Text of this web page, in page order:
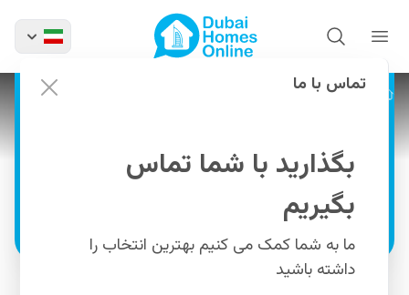
پروژه ها پروژه اعمار سیلوا
در پروژه اعمار سیلوا در
کریک هاربر
های ۳ خوابه برای فروش در دبی کریک هاربر
اطلاعات بیشتر
تماس با ما
بگذارید با شما تماس
بگیریم
ما به شما کمک می کنیم بهترین انتخاب را
داشته باشید